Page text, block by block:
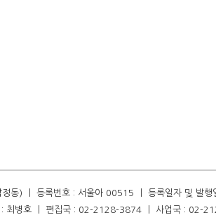
동) ㅣ 등록번호 : 서울아 00515 ㅣ 등록일자 및 발
: 최병호 ㅣ 편집국 : 02-2128-3874 ㅣ 사업국 : 02-